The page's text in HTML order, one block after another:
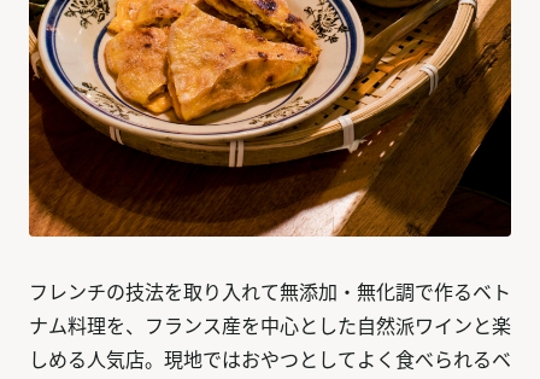
フレンチの技法を取り入れて無添加・無化調で作るベト
ナム料理を、フランス産を中心とした自然派ワインと楽
しめる人気店。現地ではおやつとしてよく食べられるベ